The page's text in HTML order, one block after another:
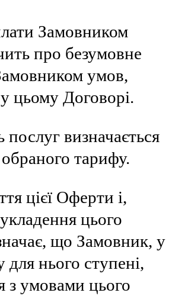
Замовником
про безумовне
умов,
цьому Договорі.
послуг визначається
тарифу.
цієї Оферти і,
цього
що Замовник, у
для нього ступені,
з умовами цього